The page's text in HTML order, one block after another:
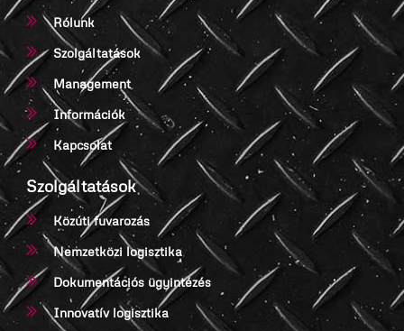
Rólunk
Szolgáltatások
Management
Információk
Kapcsolat
Szolgáltatások
Közúti fuvarozás
Nemzetközi logisztika
Dokumentációs ügyintézés
Innovatív logisztika